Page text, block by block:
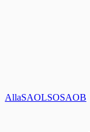
AllaSAOLSOSAOB